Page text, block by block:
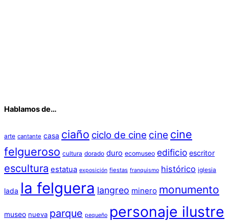
Hablamos de…
arte cantante casa ciaño ciclo de cine cine cine
felgueroso cultura dorado duro ecomuseo edificio escritor
escultura estatua exposición fiestas franquismo histórico iglesia
lada la felguera langreo minero monumento
museo nueva parque pequeño personaje ilustre